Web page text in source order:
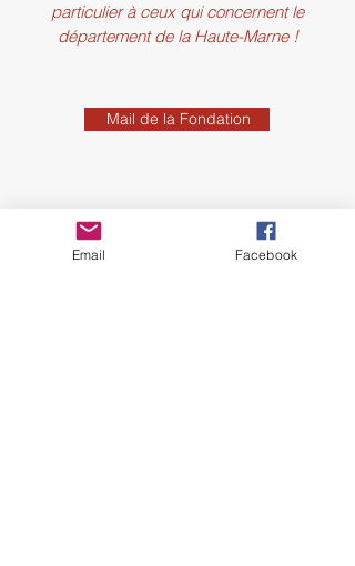
particulier à ceux qui concernent le
département de la Haute-Marne !
Mail de la Fondation
Email Facebook